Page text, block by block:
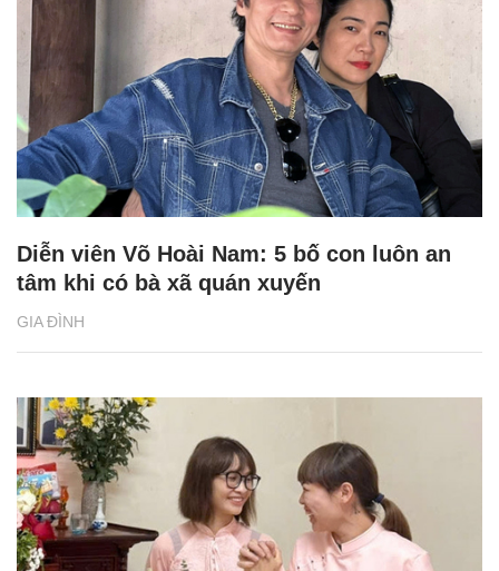
GIA ĐÌNH
Diễn viên Võ Hoài Nam: 5 bố con luôn an
tâm khi có bà xã quán xuyến